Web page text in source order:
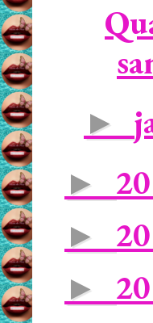
►
►
►
►